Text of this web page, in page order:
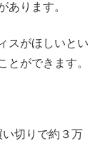
あります。
スがほしいとい
とができます。
切りで約３万